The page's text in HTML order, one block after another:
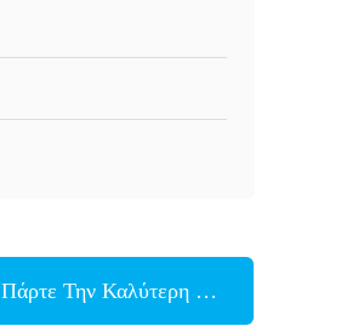
Πάρτε Την Καλύτερη Τιμή